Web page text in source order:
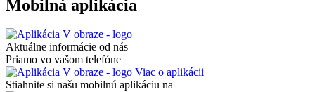
Mobilná aplikácia
Aktuálne informácie od nás
Priamo vo vašom telefóne
Viac o aplikácii
Stiahnite si našu mobilnú aplikáciu na